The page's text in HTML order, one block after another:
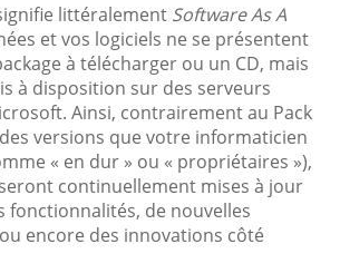
littéralement Software As A
et vos logiciels ne se présentent
à télécharger ou un CD, mais
à disposition sur des serveurs
Ainsi, contrairement au Pack
versions que votre informaticien
« en dur » ou « propriétaires »),
continuellement mises à jour
fonctionnalités, de nouvelles
encore des innovations côté